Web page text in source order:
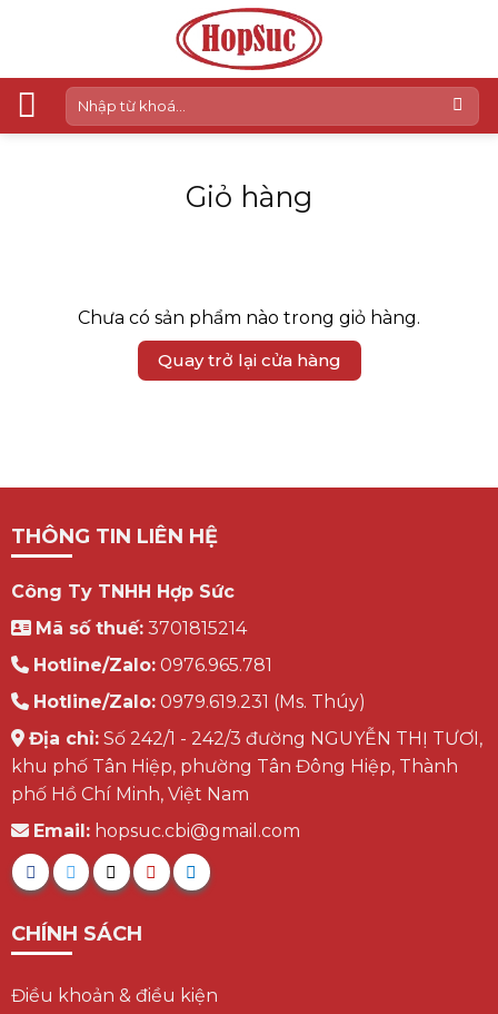
Tìm
kiếm:
Giỏ hàng
Chưa có sản phẩm nào trong giỏ hàng.
Quay trở lại cửa hàng
THÔNG TIN LIÊN HỆ
Công Ty TNHH Hợp Sức
Mã số thuế:3701815214
Hotline/Zalo:0976.965.781
Hotline/Zalo:0979.619.231 (Ms. Thúy)
Địa chỉ:Số 242/1 - 242/3 đường NGUYỄN THỊ TƯƠI,
khu phố Tân Hiệp, phường Tân Đông Hiệp, Thành
phố Hồ Chí Minh, Việt Nam
Email:hopsuc.cbi@gmail.com
CHÍNH SÁCH
Điều khoản & điều kiện